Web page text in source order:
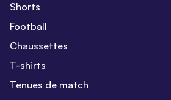
Shorts
Football
Chaussettes
T-shirts
Tenues de match